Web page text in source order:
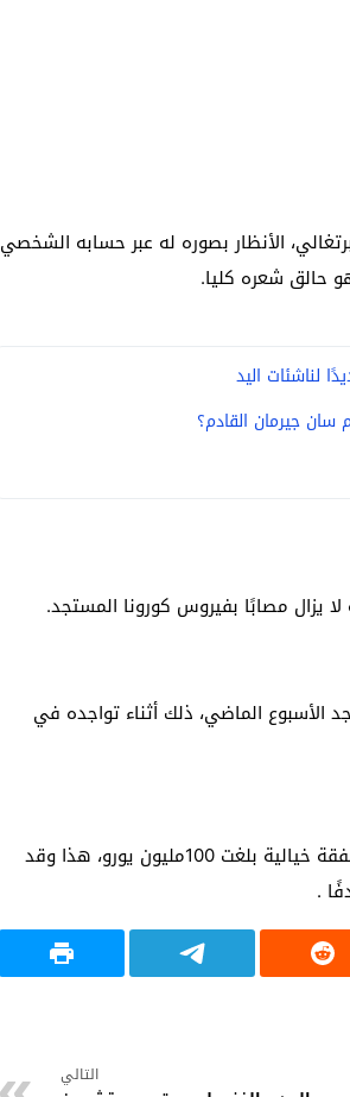
الأنظار بصوره له عبر حسابه الشخصي
حالق شعره كليا.
لناشئات اليد
جيرمان القادم؟
يزال مصابًا بفيروس كورونا المستجد.
الأسبوع الماضي، ذلك أثناء تواجده في
علاوه على ذلك فقد انتقل الاعب البرتغالي إلى صفوف نادي يوفنتوس بصفقة خيالية بلغت 100مليون يورو، هذا وقد
التالي